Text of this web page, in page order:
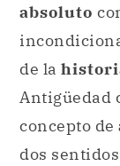
absoluto
de la
Antigüedad
concepto de
dos